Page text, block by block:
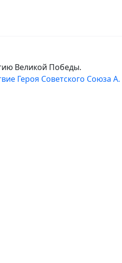
Великой Победы.
Героя Советского Союза